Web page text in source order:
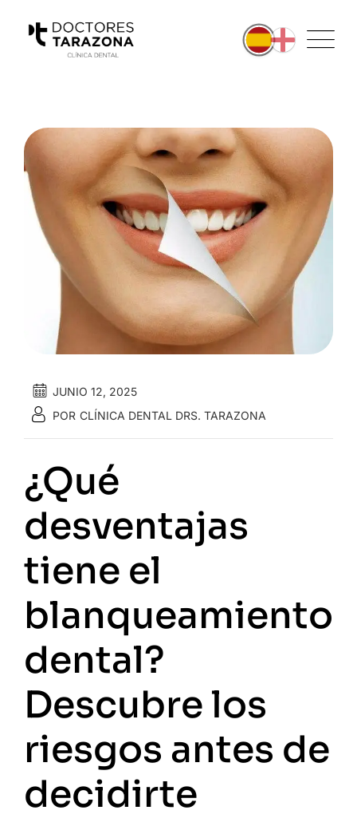
JUNIO 12, 2025
POR CLÍNICA DENTAL DRS. TARAZONA
¿Qué
desventajas
tiene el
blanqueamiento
dental?
Descubre los
riesgos antes de
decidirte